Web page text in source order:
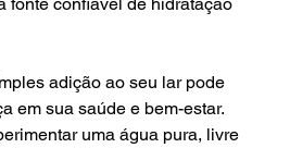
adição ao seu lar pode
em sua saúde e bem-estar.
uma água pura, livre